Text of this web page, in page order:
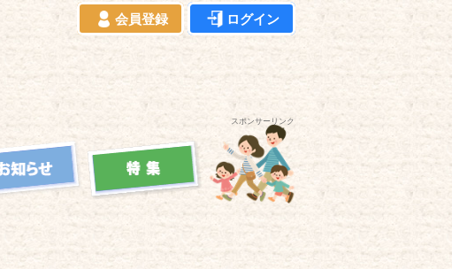
会員登録 ログイン
スポンサーリンク